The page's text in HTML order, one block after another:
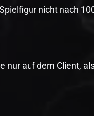
nicht nach
nur auf dem Client,